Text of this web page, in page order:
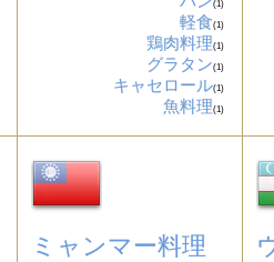
(1)
軽食(1)
鶏肉料理(1)
グラタン(1)
キャセロール(1)
魚料理(1)
ミャンマー料理